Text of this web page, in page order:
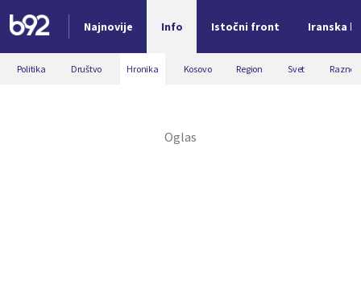
Najnovije Info Istočni front Iranska
Nova vest
Politika Društvo Hronika Kosovo Region Svet Razno